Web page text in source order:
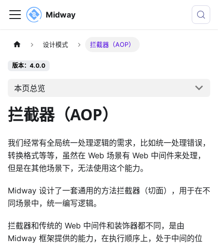
Midway
设计模式 拦截器（AOP）
版本：4.0.0
本页总览
拦截器（AOP）
我们经常有全局统一处理逻辑的需求，比如统一处理错误，
转换格式等等，虽然在 Web 场景有 Web 中间件来处理，
但是在其他场景下，无法使用这个能力。
Midway 设计了一套通用的方法拦截器（切面），用于在不
同场景中，统一编写逻辑。
拦截器和传统的 Web 中间件和装饰器都不同，是由
Midway 框架提供的能力，在执行顺序上，处于中间的位